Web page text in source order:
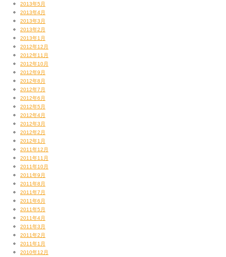
2013年5月
2013年4月
2013年3月
2013年2月
2013年1月
2012年12月
2012年11月
2012年10月
2012年9月
2012年8月
2012年7月
2012年6月
2012年5月
2012年4月
2012年3月
2012年2月
2012年1月
2011年12月
2011年11月
2011年10月
2011年9月
2011年8月
2011年7月
2011年6月
2011年5月
2011年4月
2011年3月
2011年2月
2011年1月
2010年12月